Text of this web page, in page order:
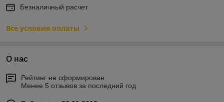
Безналичный расчет
Все условия оплаты
О нас
Рейтинг не сформирован
Менее 5 отзывов за последний год